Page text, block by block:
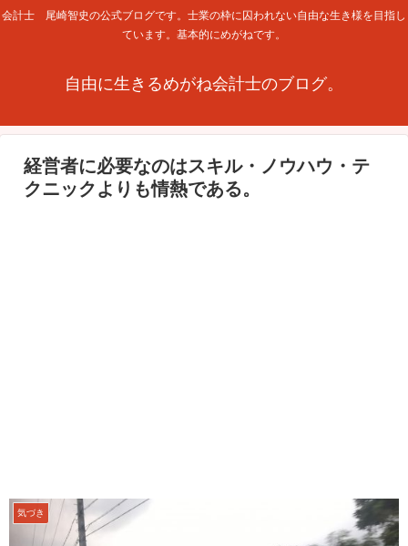
会計士 尾崎智史の公式ブログです。士業の枠に囚われない自由な生き様を目指し
ています。基本的にめがねです。
自由に生きるめがね会計士のブログ。
経営者に必要なのはスキル・ノウハウ・テ
クニックよりも情熱である。
気づき